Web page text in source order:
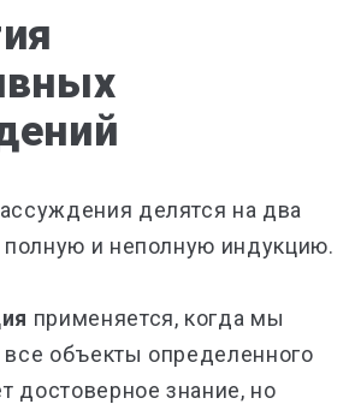
делятся на два
полную и неполную индукцию.
применяется, когда мы
объекты определенного
достоверное знание, но